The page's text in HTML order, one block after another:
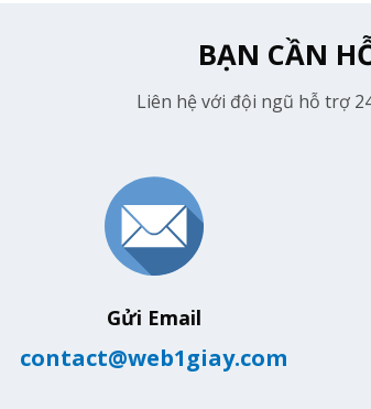
BẠN CẦN
Liên hệ với đội ngũ hỗ trợ
Gửi Email
contact@web1giay.com